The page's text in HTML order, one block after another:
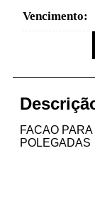
Vencimento:
FACAO
POLEGADAS